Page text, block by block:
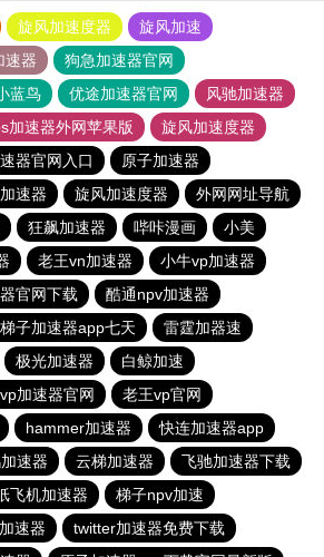
旋风加速度器
旋风加速
速器
狗急加速器官网
蓝鸟 优途加速器官网
风驰加速器
加速器外网苹果版
旋风加速度器
器官网入口
原子加速器
速器 旋风加速度器
外网网址导航
狂飙加速器 哔咔漫画
小美
老王vn加速器
小牛vp加速器
官网下载
酷通npv加速器
子加速器app七天
雷霆加器速
极光加速器
白鲸加速
加速器官网
老王vp官网
hammer加速器
快连加速器app
速器 云梯加速器
飞驰加速器下载
飞机加速器
梯子npv加速
速器
twitter加速器免费下载